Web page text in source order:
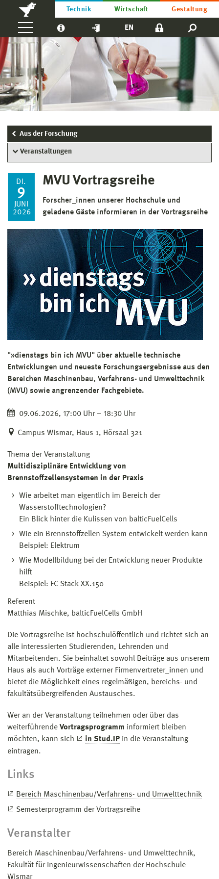
Technik Wirtschaft Gestaltung
EN
Aus der Forschung
Veranstaltungen
DI.
9
JUNI
2026
MVU Vortragsreihe
Forscher_innen unserer Hochschule und
geladene Gäste informieren in der Vortragsreihe
"»dienstags bin ich MVU" über aktuelle technische
Entwicklungen und neueste Forschungsergebnisse aus den
Bereichen Maschinenbau, Verfahrens- und Umwelttechnik
(MVU) sowie angrenzender Fachgebiete.
09.06.2026, 17:00 Uhr – 18:30 Uhr
Campus Wismar, Haus 1, Hörsaal 321
Thema der Veranstaltung
Multidisziplinäre Entwicklung von
Brennstoffzellensystemen in der Praxis
Wie arbeitet man eigentlich im Bereich der
Wasserstofftechnologien?
Ein Blick hinter die Kulissen von balticFuelCells
Wie ein Brennstoffzellen System entwickelt werden kann
Beispiel: Elektrum
Wie Modellbildung bei der Entwicklung neuer Produkte
hilft
Beispiel: FC Stack XX.150
Referent
Matthias Mischke, balticFuelCells GmbH
Die Vortragsreihe ist hochschulöffentlich und richtet sich an
alle interessierten Studierenden, Lehrenden und
Mitarbeitenden. Sie beinhaltet sowohl Beiträge aus unserem
Haus als auch Vorträge externer Firmenvertreter_innen und
bietet die Möglichkeit eines regelmäßigen, bereichs- und
fakultätsübergreifenden Austausches.
Wer an der Veranstaltung teilnehmen oder über das
weiterführende Vortragsprogramm informiert bleiben
möchten, kann sich
in Stud.IP in die Veranstaltung
eintragen.
Links
Bereich Maschinenbau/Verfahrens- und Umwelttechnik
Semesterprogramm der Vortragsreihe
Veranstalter
Bereich Maschinenbau/Verfahrens- und Umwelttechnik,
Fakultät für Ingenieurwissenschaften der Hochschule
Wismar